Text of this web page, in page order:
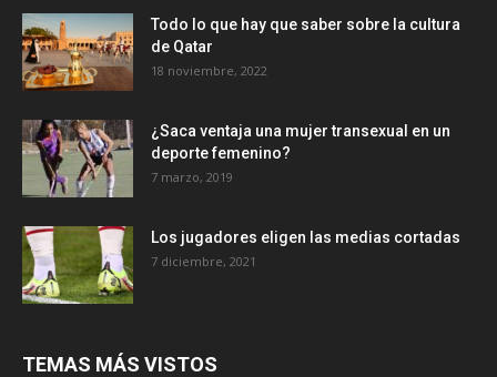
Todo lo que hay que saber sobre la cultura
de Qatar
18 noviembre, 2022
¿Saca ventaja una mujer transexual en un
deporte femenino?
7 marzo, 2019
Los jugadores eligen las medias cortadas
7 diciembre, 2021
TEMAS MÁS VISTOS